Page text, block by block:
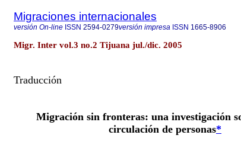
Migraciones internacionales
versión On-line ISSN 2594-0279versión impresa ISSN 1665-8906
Migr. Inter vol.3 no.2 Tijuana jul./dic. 2005
Traducción
Migración sin fronteras: una investigación
circulación de personas*